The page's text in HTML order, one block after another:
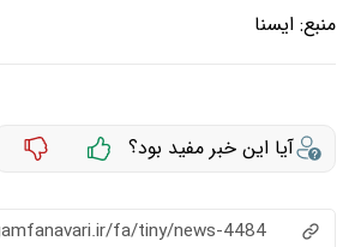
منبع: ايسنا
آیا این خبر مفید بود؟
fa/tiny/news-4484